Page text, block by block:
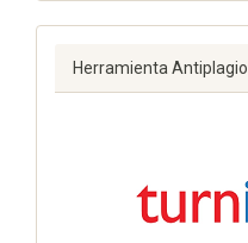
Herramienta Antiplagio